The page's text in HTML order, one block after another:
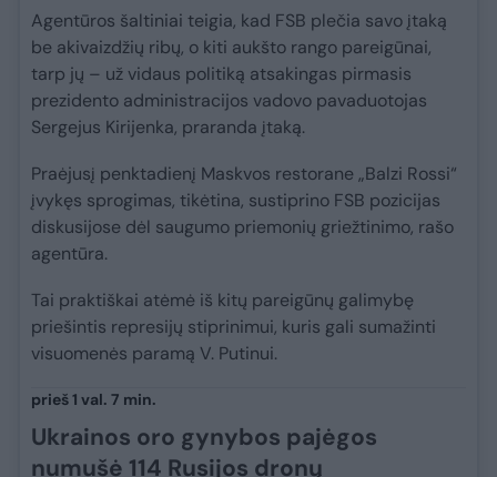
Agentūros šaltiniai teigia, kad FSB plečia savo įtaką
be akivaizdžių ribų, o kiti aukšto rango pareigūnai,
tarp jų – už vidaus politiką atsakingas pirmasis
prezidento administracijos vadovo pavaduotojas
Sergejus Kirijenka, praranda įtaką.
Praėjusį penktadienį Maskvos restorane „Balzi Rossi“
įvykęs sprogimas, tikėtina, sustiprino FSB pozicijas
diskusijose dėl saugumo priemonių griežtinimo, rašo
agentūra.
Tai praktiškai atėmė iš kitų pareigūnų galimybę
priešintis represijų stiprinimui, kuris gali sumažinti
visuomenės paramą V. Putinui.
prieš 1 val. 7 min.
Ukrainos oro gynybos pajėgos
numušė 114 Rusijos dronų